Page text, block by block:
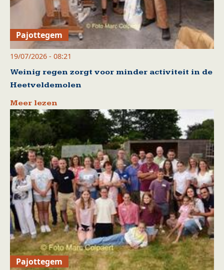
Pajottegem
19/07/2026 - 08:21
Weinig regen zorgt voor minder activiteit in de
Heetveldemolen
Meer lezen
Pajottegem